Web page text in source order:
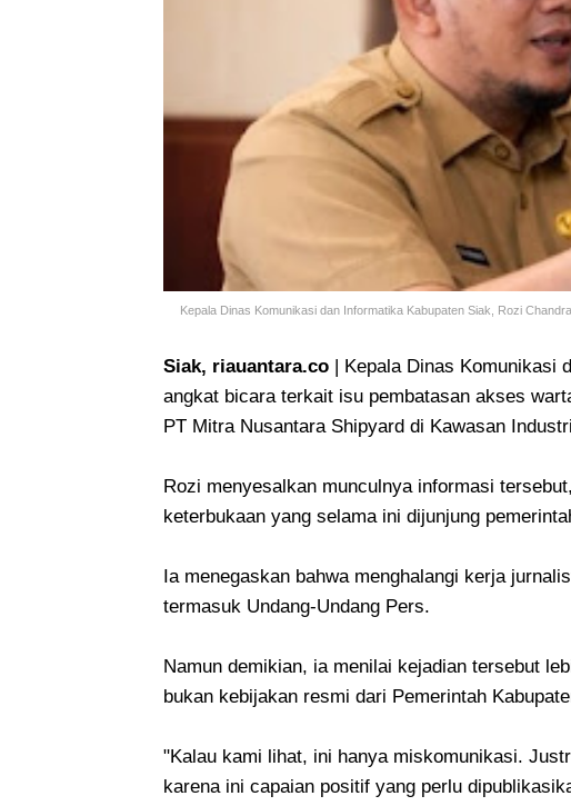
Kepala Dinas Komunikasi dan Informatika Kabupaten Siak, Rozi
Siak, riauantara.co | Kepala Dinas Komunikasi
angkat bicara terkait isu pembatasan akses
PT Mitra Nusantara Shipyard di Kawasan
Rozi menyesalkan munculnya informasi
keterbukaan yang selama ini dijunjung
Ia menegaskan bahwa menghalangi kerja
termasuk Undang-Undang Pers.
Namun demikian, ia menilai kejadian tersebut
bukan kebijakan resmi dari Pemerintah
"Kalau kami lihat, ini hanya miskomunikasi.
karena ini capaian positif yang perlu